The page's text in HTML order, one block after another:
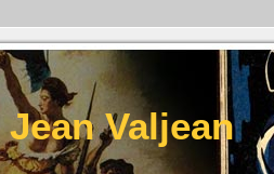
Valjean